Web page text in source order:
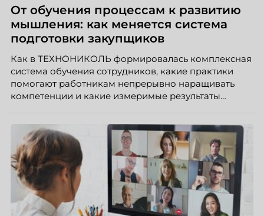
От обучения процессам к развитию
мышления: как меняется система
подготовки закупщиков
Как в ТЕХНОНИКОЛЬ формировалась комплексная
система обучения сотрудников, какие практики
помогают работникам непрерывно наращивать
компетенции и какие измеримые результаты
закупкам направления «Минеральная изоляция»
компании ТЕХНОНИКОЛЬ.